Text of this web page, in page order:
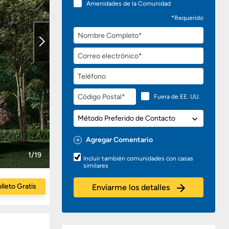
Amenidades de la Comunidad
*Requerido
Nombre
Completo
Correo
electrónico
Teléfono
Código
Postal
Fuera de EE. UU.
Método
Preferido
de
Contacto
Agregar Comentario
Preguntas
o
Comentarios
Incluir también comunidades con casas
similares
Enviarme los detalles
1/19
Gratis